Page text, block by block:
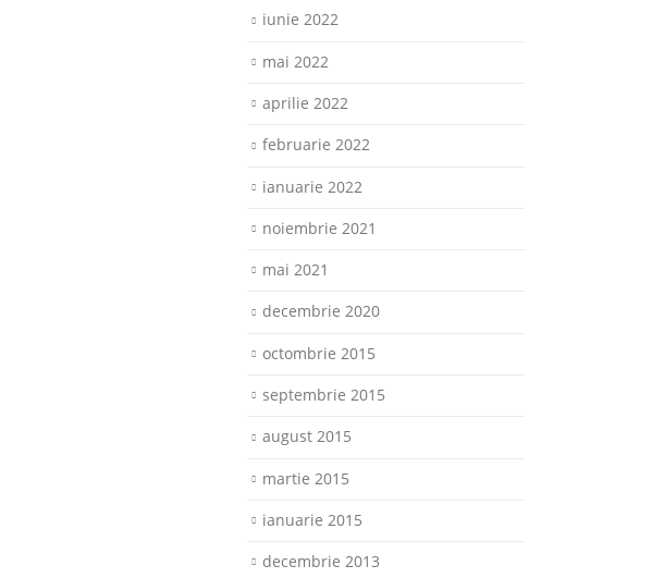
iunie 2022
mai 2022
aprilie 2022
februarie 2022
ianuarie 2022
noiembrie 2021
mai 2021
decembrie 2020
octombrie 2015
septembrie 2015
august 2015
martie 2015
ianuarie 2015
decembrie 2013